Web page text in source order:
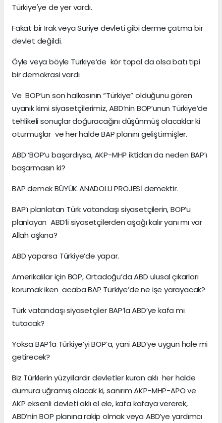
Türkiye'ye de yer vardı.
Fakat bir Irak veya Suriye devleti gibi derme çatma bir
devlet değildi.
Öyle veya böyle Türkiye’de kör topal da olsa batı tipi
bir demokrasi vardı.
Ve BOP’un son halkasının “Türkiye” olduğunu gören
uyanık kimi siyasetçilerimiz, ABD’nin BOP’unun Türkiye’de
tehlikeli sonuçlar doğuracağını düşünmüş olacaklar ki
oturmuşlar ve her halde BAP planını geliştirmişler.
ABD ‘BOP’u başardıysa, AKP-MHP iktidarı da neden BAP’ı
başarmasın ki?
BAP demek BÜYÜK ANADOLU PROJESİ demektir.
BAP’ı planlatan Türk vatandaşı siyasetçilerin, BOP’u
planlayan ABD’li siyasetçilerden aşağı kalır yanı mı var
Allah aşkına?
ABD yaparsa Türkiye’de yapar.
Amerikalılar için BOP, Ortadoğu’da ABD ulusal çıkarları
korumak iken acaba BAP Türkiye’de ne işe yarayacak?
Türk vatandaşı siyasetçiler BAP’la ABD’ye kafa mı
tutacak?
Yoksa BAP’la Türkiye’yi BOP’a, yani ABD’ye uygun hale mi
getirecek?
Biz Türklerin yüzyıllardır devletler kuran aklı her halde
dumura uğramış olacak ki, sanırım AKP-MHP-APO ve
AKP eksenli devleti aklı el ele, kafa kafaya vererek,
ABD’nin BOP planına rakip olmak veya ABD’ye yardımcı